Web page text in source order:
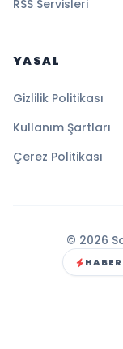
RSS Servisleri
YASAL
Gizlilik Politikası
Kullanım Şartları
Çerez Politikası
© 2026